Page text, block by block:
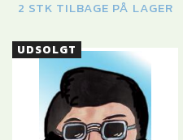
2 STK TILBAGE PÅ LAGER
UDSOLGT